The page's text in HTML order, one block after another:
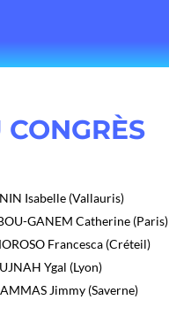
Isabelle (Vallauris)
GANEM Catherine (Paris)
Francesca (Créteil)
Ygal (Lyon)
Jimmy (Saverne)